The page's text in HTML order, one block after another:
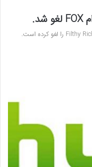
این شبکه پس از پنج قسمت سریال تلویزیونی Filthy Rich را لغو کرده است.